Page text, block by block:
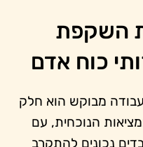
השקפת
כוח אדם
מבוקש הוא חלק
הנוכחית, עם
נכונים להתקרב